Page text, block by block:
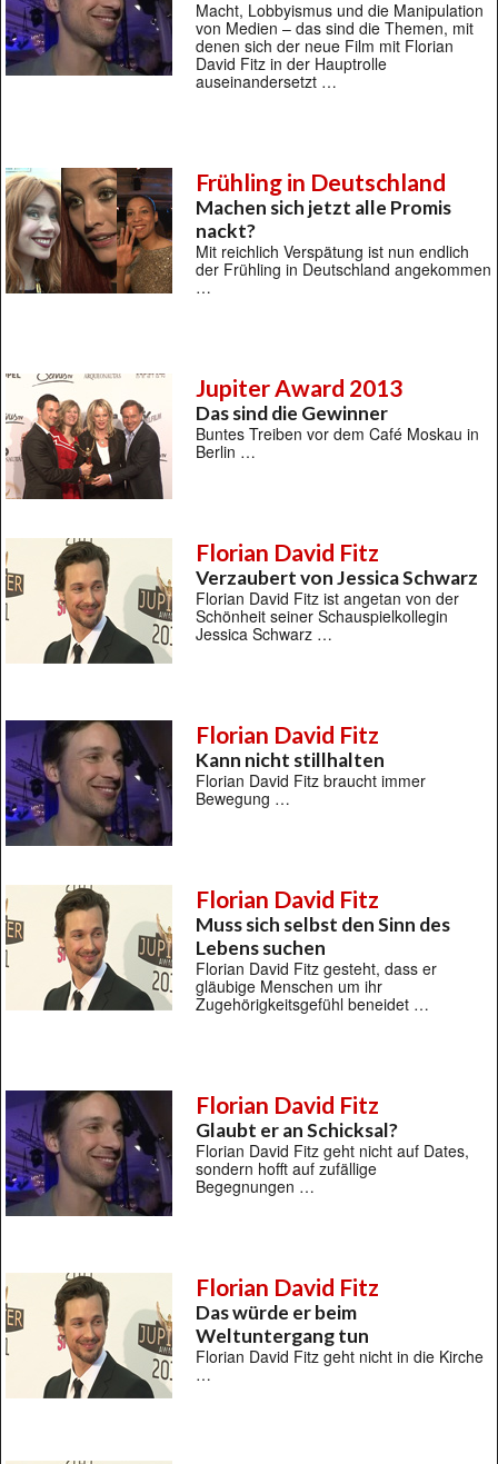
Macht, Lobbyismus und die Manipulation
von Medien – das sind die Themen, mit
denen sich der neue Film mit Florian
David Fitz in der Hauptrolle
auseinandersetzt …
Frühling in Deutschland
Machen sich jetzt alle Promis
nackt?
Mit reichlich Verspätung ist nun endlich
der Frühling in Deutschland angekommen
…
Jupiter Award 2013
Das sind die Gewinner
Buntes Treiben vor dem Café Moskau in
Berlin …
Florian David Fitz
Verzaubert von Jessica Schwarz
Florian David Fitz ist angetan von der
Schönheit seiner Schauspielkollegin
Jessica Schwarz …
Florian David Fitz
Kann nicht stillhalten
Florian David Fitz braucht immer
Bewegung …
Florian David Fitz
Muss sich selbst den Sinn des
Lebens suchen
Florian David Fitz gesteht, dass er
gläubige Menschen um ihr
Zugehörigkeitsgefühl beneidet …
Florian David Fitz
Glaubt er an Schicksal?
Florian David Fitz geht nicht auf Dates,
sondern hofft auf zufällige
Begegnungen …
Florian David Fitz
Das würde er beim
Weltuntergang tun
Florian David Fitz geht nicht in die Kirche
…